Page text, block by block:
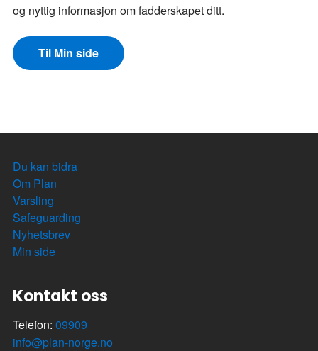
og nyttig informasjon om fadderskapet ditt.
Til Min side
Du kan bidra
Om Plan
Varsling
Safeguarding
Nyhetsbrev
Min side
Kontakt oss
Telefon: 09909
info@plan-norge.no